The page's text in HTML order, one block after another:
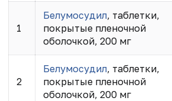
1
Белумосудил, таблетки,
покрытые пленочной
оболочкой, 200 мг
2
Белумосудил, таблетки,
покрытые пленочной
оболочкой, 200 мг